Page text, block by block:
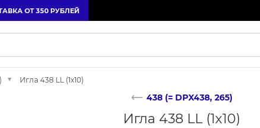
ОТ 350 РУБЛЕЙ
Игла 438 LL (1x10)
438 (= DPX438, 265)
Игла 438 LL (1x10)